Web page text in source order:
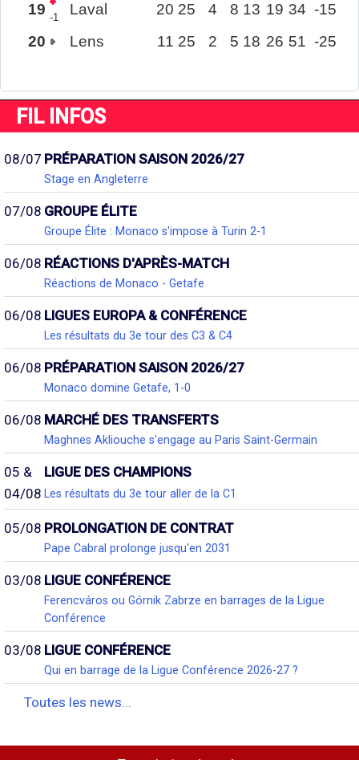
19 -1 Laval 20 25 4 8 13 19 34 -15
20
Lens 11 25 2 5 18 26 51 -25
FIL INFOS
08/07 PRÉPARATION SAISON 2026/27
Stage en Angleterre
07/08 GROUPE ÉLITE
Groupe Élite : Monaco s'impose à Turin 2-1
06/08 RÉACTIONS D'APRÈS-MATCH
Réactions de Monaco - Getafe
06/08 LIGUES EUROPA & CONFÉRENCE
Les résultats du 3e tour des C3 & C4
06/08 PRÉPARATION SAISON 2026/27
Monaco domine Getafe, 1-0
06/08 MARCHÉ DES TRANSFERTS
Maghnes Akliouche s'engage au Paris Saint-Germain
05 &
04/08
LIGUE DES CHAMPIONS
Les résultats du 3e tour aller de la C1
05/08 PROLONGATION DE CONTRAT
Pape Cabral prolonge jusqu'en 2031
03/08 LIGUE CONFÉRENCE
Ferencváros ou Górnik Zabrze en barrages de la Ligue
Conférence
03/08 LIGUE CONFÉRENCE
Qui en barrage de la Ligue Conférence 2026-27 ?
Toutes les news...